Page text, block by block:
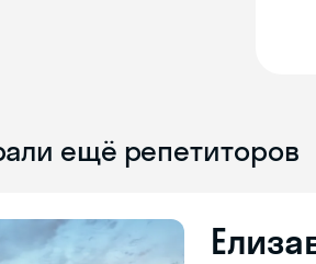
ещё репетиторов